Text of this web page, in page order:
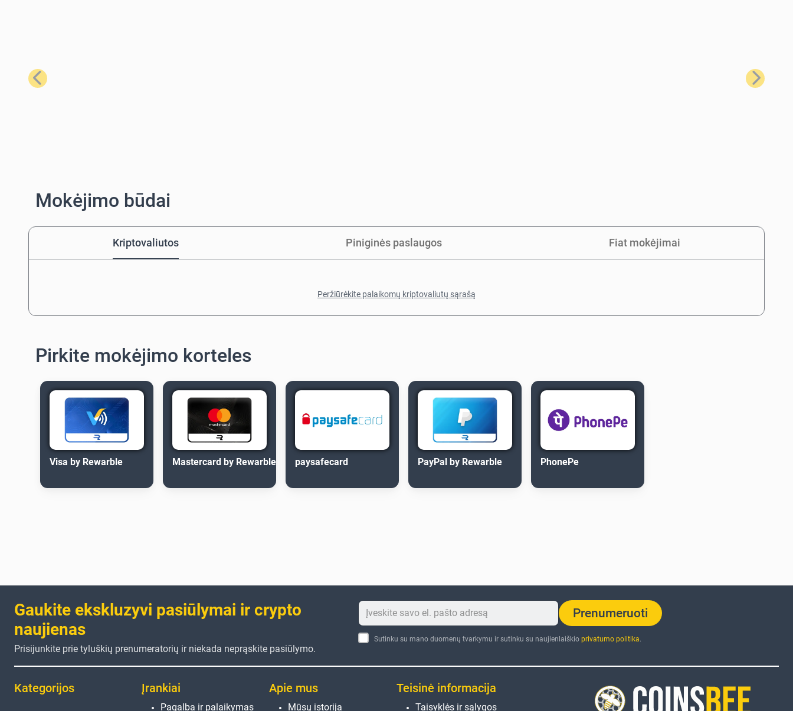
Ankstesnis Kitas
Mokėjimo būdai
Kriptovaliutos Piniginės paslaugos Fiat mokėjimai
Peržiūrėkite palaikomų kriptovaliutų sąrašą
Pirkite mokėjimo korteles
Visa by Rewarble Mastercard by Rewarble paysafecard PayPal by Rewarble PhonePe
Gaukite ekskluzyvi pasiūlymai ir crypto
naujienas
Prisijunkite prie tyluškių prenumeratorių ir niekada neprąskite pasiūlymo.
Prenumeruoti
Sutinku su mano duomenų tvarkymu ir sutinku su naujienlaiškio privatumo politika.
Kategorijos Įrankiai
Pagalba ir palaikymas
Apie mus
Mūsų istorija
Teisinė informacija
Taisyklės ir sąlygos